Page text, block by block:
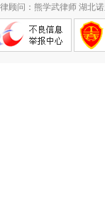
顾问：熊学武律师 湖北